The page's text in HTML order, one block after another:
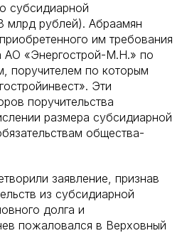
субсидиарной
млрд рублей). Абраамян
им требования
АО «Энергострой-М.Н.» по
поручителем по которым
Эти
поручительства
размера субсидиарной
общества-
заявление, признав
из субсидиарной
долга и
пожаловался в Верховный